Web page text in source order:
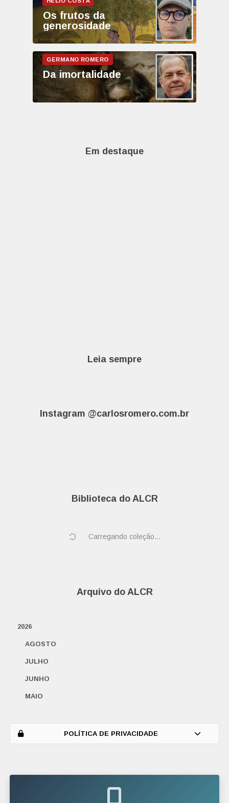
Os frutos da
generosidade
Da imortalidade
Em destaque
Leia sempre
Instagram @carlosromero.com.br
Biblioteca do ALCR
Carregando coleção...
Arquivo do ALCR
2026
AGOSTO
JULHO
JUNHO
MAIO
POLÍTICA DE PRIVACIDADE